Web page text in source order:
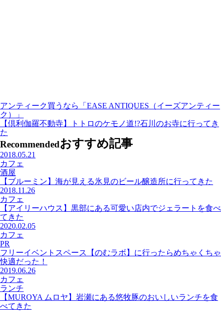
アンティーク買うなら「EASE ANTIQUES（イーズアンティー
ク）」
【倶利伽羅不動寺】トトロのケモノ道!?石川のお寺に行ってき
た
Recommendedおすすめ記事
2018.05.21
カフェ
酒屋
【ブルーミン】海が見える氷見のビール醸造所に行ってきた
2018.11.26
カフェ
【アイリーハウス】黒部にある可愛い店内でジェラートを食べ
てきた
2020.02.05
カフェ
PR
フリーイベントスペース【のむラボ】に行ったらめちゃくちゃ
快適だった！
2019.06.26
カフェ
ランチ
【MUROYA ムロヤ】岩瀬にある悠牧豚のおいしいランチを食
べてきた